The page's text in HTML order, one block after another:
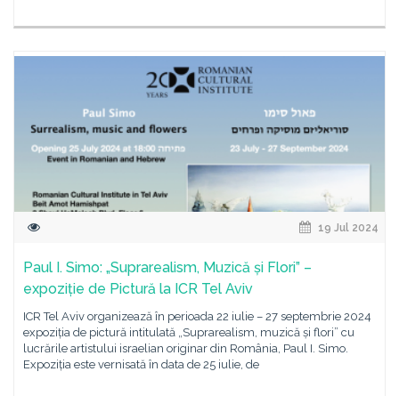
19 Jul 2024
Paul I. Simo: „Suprarealism, Muzică și Flori” –
expoziție de Pictură la ICR Tel Aviv
ICR Tel Aviv organizează în perioada 22 iulie – 27 septembrie 2024
expoziția de pictură intitulată „Suprarealism, muzică și flori” cu
lucrările artistului israelian originar din România, Paul I. Simo.
Expoziția este vernisată în data de 25 iulie, de